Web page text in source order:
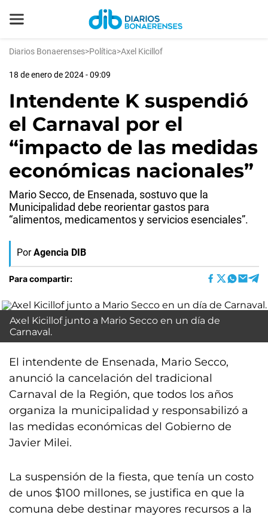
Diarios Bonaerenses>Política>Axel Kicillof
18 de enero de 2024 - 09:09
Intendente K suspendió
el Carnaval por el
“impacto de las medidas
económicas nacionales”
Mario Secco, de Ensenada, sostuvo que la
Municipalidad debe reorientar gastos para
“alimentos, medicamentos y servicios esenciales”.
Por Agencia DIB
Para compartir:
Axel Kicillof junto a Mario Secco en un día de
Carnaval.
El intendente de Ensenada, Mario Secco,
anunció la cancelación del tradicional
Carnaval de la Región, que todos los años
organiza la municipalidad y responsabilizó a
las medidas económicas del Gobierno de
Javier Milei.
La suspensión de la fiesta, que tenía un costo
de unos $100 millones, se justifica en que la
comuna debe destinar mayores recursos a la